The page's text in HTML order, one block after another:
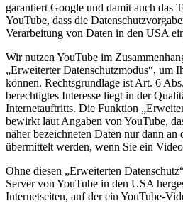
garantiert Google und damit auch das
YouTube, dass die
Verarbeitung von Daten in den USA
Wir nutzen YouTube im
„Erweiterter Datenschutzmodus“, um
können. Rechtsgrundlage ist Art. 6
berechtigtes Interesse liegt in der
Internetauftritts. Die Funktion
bewirkt laut Angaben von YouTube,
näher bezeichneten Daten nur dann an
übermittelt werden, wenn Sie ein
Ohne diesen „Erweiterten
Server von YouTube in den USA
Internetseiten, auf der ein YouTube-